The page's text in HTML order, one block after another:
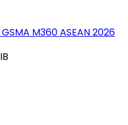
M360 ASEAN 2026